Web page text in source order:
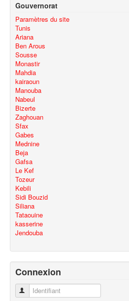
Gouvernorat
Paramètres du site
Tunis
Ariana
Ben Arous
Sousse
Monastir
Mahdia
kairaoun
Manouba
Nabeul
Bizerte
Zaghouan
Sfax
Gabes
Mednine
Beja
Gafsa
Le Kef
Tozeur
Kebili
Sidi Bouzid
Siliana
Tataouine
kasserine
Jendouba
Connexion
Identifiant